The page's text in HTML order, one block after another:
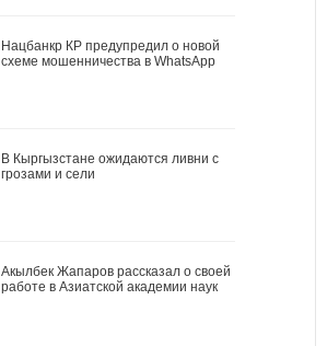
Нацбанкр КР предупредил о новой
схеме мошенничества в WhatsApp
В Кыргызстане ожидаются ливни с
грозами и сели
Акылбек Жапаров рассказал о своей
работе в Азиатской академии наук